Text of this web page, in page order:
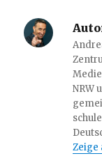
NRW
Zeige